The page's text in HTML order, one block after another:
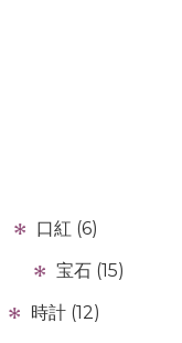
口紅 (6)
宝石 (15)
時計 (12)